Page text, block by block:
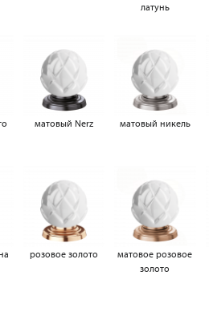
латунь
матовый Nerz матовый никель
розовое золото
матовое розовое
золото